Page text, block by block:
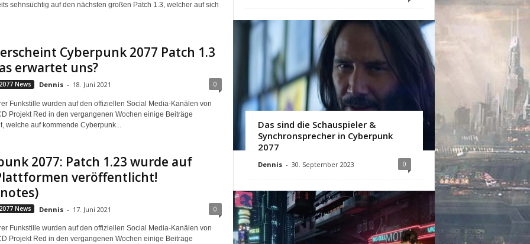
sehnsüchtig auf den nächsten großen Patch 1.3, welcher auf sich
Cyberpunk 2077 Patch 1.3
erwartet uns?
News Dennis - 18. Juni 2021 0
Funkstille wurden auf den offiziellen Social Media-Kanälen von
Projekt Red in den vergangenen Wochen einige Beiträge
welche auf kommende Cyberpunk...
2077: Patch 1.23 wurde auf
veröffentlicht!
News Dennis - 17. Juni 2021 0
Funkstille wurden auf den offiziellen Social Media-Kanälen von
Projekt Red in den vergangenen Wochen einige Beiträge
Das sind die Schauspieler &
Synchronsprecher in Cyberpunk
2077
Dennis - 30. September 2023 0